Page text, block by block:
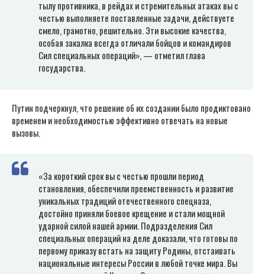
тылу противника, в рейдах и стремительных атаках вы с
честью выполняете поставленные задачи, действуете
смело, грамотно, решительно. Эти высокие качества,
особая закалка всегда отличали бойцов и командиров
Сил специальных операций», — отметил глава
государства.
Путин подчеркнул, что решение об их создании было продиктовано
временем и необходимостью эффективно отвечать на новые
вызовы.
«За короткий срок вы с честью прошли период
становления, обеспечили преемственность и развитие
уникальных традиций отечественного спецназа,
достойно приняли боевое крещение и стали мощной
ударной силой нашей армии. Подразделения Сил
специальных операций на деле доказали, что готовы по
первому приказу встать на защиту Родины, отстаивать
национальные интересы России в любой точке мира. Вы